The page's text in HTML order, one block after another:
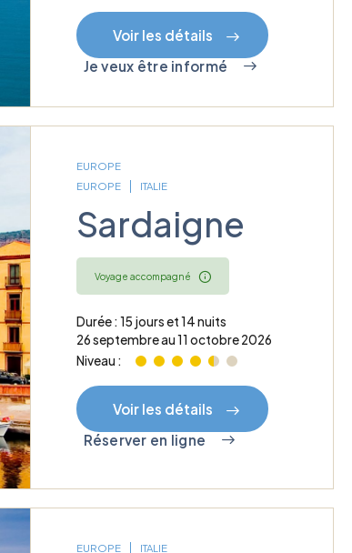
Voir les détails
Je veux être informé
EUROPE
EUROPE
ITALIE
Sardaigne
Voyage accompagné
Durée : 15 jours et 14 nuits
26 septembre au 11 octobre 2026
Niveau :
Voir les détails
Réserver en ligne
EUROPE ITALIE